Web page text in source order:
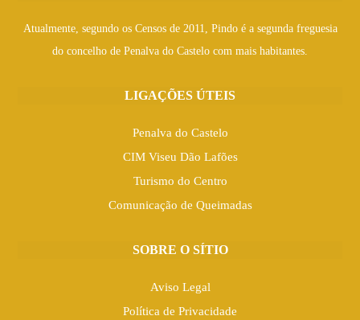
Atualmente, segundo os Censos de 2011, Pindo é a segunda freguesia
do concelho de Penalva do Castelo com mais habitantes.
LIGAÇÕES ÚTEIS
Penalva do Castelo
CIM Viseu Dão Lafões
Turismo do Centro
Comunicação de Queimadas
SOBRE O SÍTIO
Aviso Legal
Política de Privacidade